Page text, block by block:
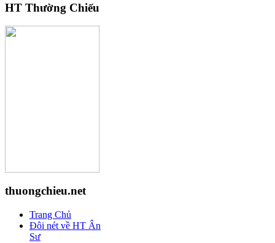
HT Thường Chiếu
thuongchieu.net
Trang Chủ
Đôi nét về HT Ân
Sư